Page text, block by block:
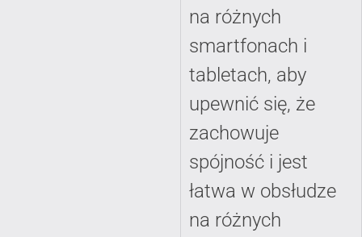
na różnych
smartfonach i
tabletach, aby
upewnić się, że
zachowuje
spójność i jest
łatwa w obsłudze
na różnych